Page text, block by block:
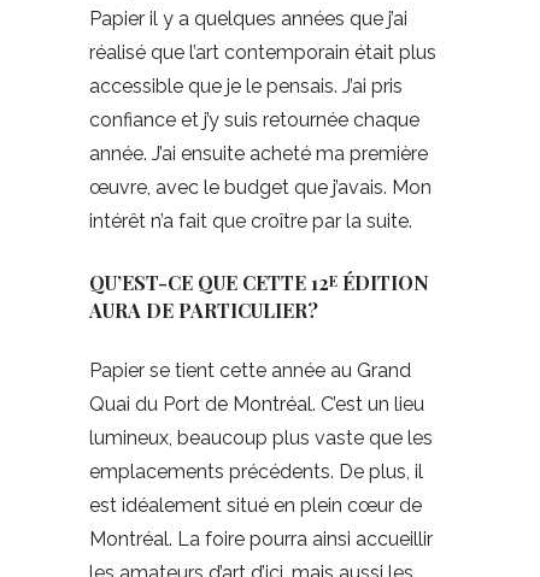
Papier il y a quelques années que j’ai
réalisé que l’art contemporain était plus
accessible que je le pensais. J’ai pris
confiance et j’y suis retournée chaque
année. J’ai ensuite acheté ma première
œuvre, avec le budget que j’avais. Mon
intérêt n’a fait que croître par la suite.
QU’EST-CE QUE CETTE 12E ÉDITION
AURA DE PARTICULIER?
Papier se tient cette année au Grand
Quai du Port de Montréal. C’est un lieu
lumineux, beaucoup plus vaste que les
emplacements précédents. De plus, il
est idéalement situé en plein cœur de
Montréal. La foire pourra ainsi accueillir